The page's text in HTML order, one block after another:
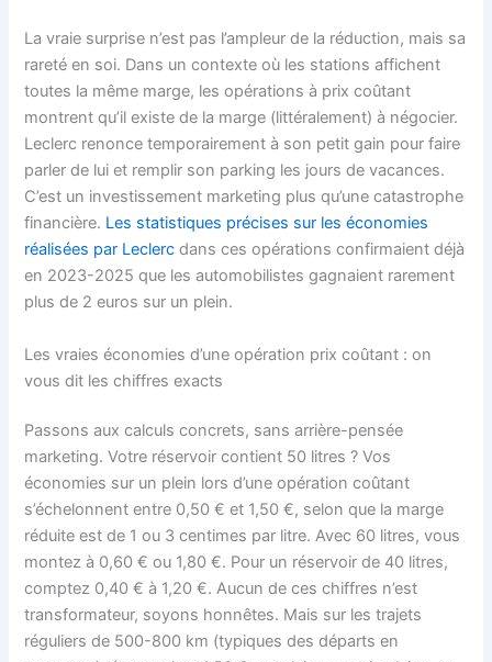
La vraie surprise n’est pas l’ampleur de la réduction, mais sa
rareté en soi. Dans un contexte où les stations affichent
toutes la même marge, les opérations à prix coûtant
montrent qu’il existe de la marge (littéralement) à négocier.
Leclerc renonce temporairement à son petit gain pour faire
parler de lui et remplir son parking les jours de vacances.
C’est un investissement marketing plus qu’une catastrophe
financière. Les statistiques précises sur les économies
réalisées par Leclerc dans ces opérations confirmaient déjà
en 2023-2025 que les automobilistes gagnaient rarement
plus de 2 euros sur un plein.
Les vraies économies d’une opération prix coûtant : on
vous dit les chiffres exacts
Passons aux calculs concrets, sans arrière-pensée
marketing. Votre réservoir contient 50 litres ? Vos
économies sur un plein lors d’une opération coûtant
s’échelonnent entre 0,50 € et 1,50 €, selon que la marge
réduite est de 1 ou 3 centimes par litre. Avec 60 litres, vous
montez à 0,60 € ou 1,80 €. Pour un réservoir de 40 litres,
comptez 0,40 € à 1,20 €. Aucun de ces chiffres n’est
transformateur, soyons honnêtes. Mais sur les trajets
réguliers de 500-800 km (typiques des départs en